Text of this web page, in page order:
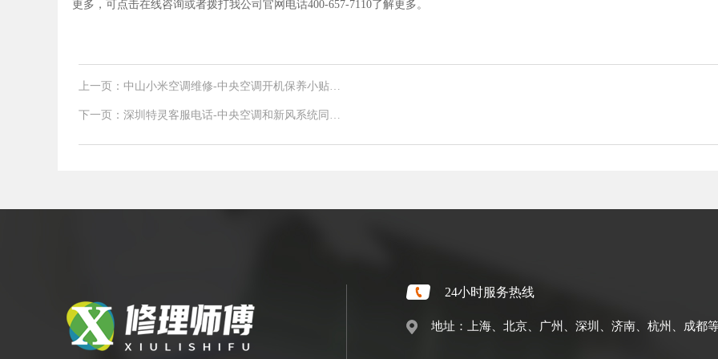
更多，可点击在线咨询或者拨打我公司官网电话400-657-7110了解更多。
上一页：中山小米空调维修-中央空调开机保养小贴
下一页：深圳特灵客服电话-中央空调和新风系统同时
24小时服务热线
地址：上海、北京、广州、深圳、济南、杭州、成都